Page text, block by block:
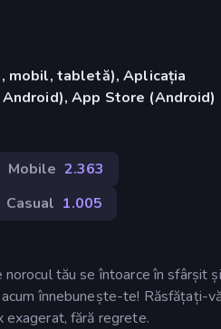
mobil, tabletă), Aplicația
Android), App Store (Android)
Mobile 2.363
Casual 1.005
tău se întoarce în sfârșit
înnebunește-te! Răsfățați-
exagerat, fără regrete.